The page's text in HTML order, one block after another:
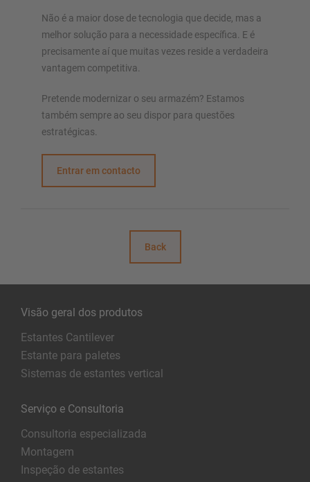
Não é a maior dose de tecnologia que decide, mas a
melhor solução para a necessidade específica. E é
precisamente aí que muitas vezes reside a verdadeira
vantagem competitiva.
Pretende modernizar o seu armazém? Estamos
também sempre ao seu dispor para questões
estratégicas.
Entrar em contacto
Back
Visão geral dos produtos
Estantes Cantilever
Estante para paletes
Sistemas de estantes vertical
Serviço e Consultoria
Consultoria especializada
Montagem
Inspeção de estantes